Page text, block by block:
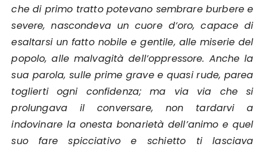
che di primo tratto potevano sembrare burbere e
severe, nascondeva un cuore d’oro, capace di
esaltarsi un fatto nobile e gentile, alle miserie del
popolo, alle malvagità dell’oppressore. Anche la
sua parola, sulle prime grave e quasi rude, parea
toglierti ogni confidenza; ma via via che si
prolungava il conversare, non tardarvi a
indovinare la onesta bonarietà dell’animo e quel
suo fare spicciativo e schietto ti lasciava